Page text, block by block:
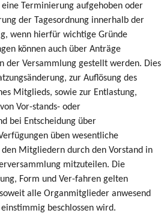
Terminierung aufgehoben oder
der Tagesordnung innerhalb der
wenn hierfür wichtige Gründe
können auch über Anträge
der Versammlung gestellt werden. Dies
zur Auflösung des
Mitglieds, sowie zur Entlastung,
Vor-stands- oder
bei Entscheidung über
üben wesentliche
Mitgliedern durch den Vorstand in
mitzuteilen. Die
Form und Ver-fahren gelten
alle Organmitglieder anwesend
beschlossen wird.